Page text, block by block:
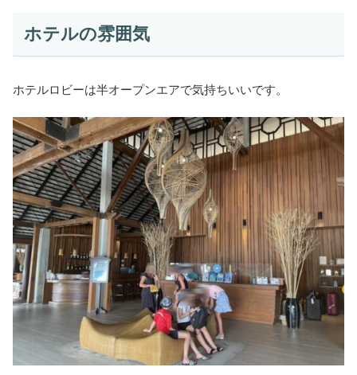
ホテルの雰囲気
ホテルロビーは半オープンエアで気持ちいいです。